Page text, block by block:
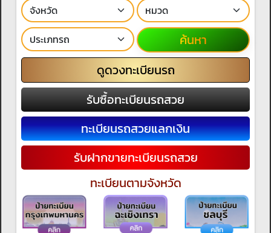
ค้นหา
ดูดวงทะเบียนรถ
รับซื้อทะเบียนรถสวย
ทะเบียนรถสวยแลกเงิน
รับฝากขายทะเบียนรถสวย
ทะเบียนตามจังหวัด